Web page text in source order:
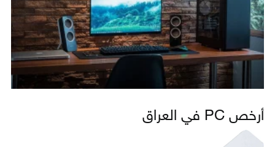
أرخص PC في العراق